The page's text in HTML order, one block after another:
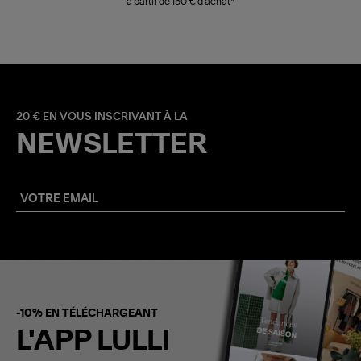
20 € EN VOUS INSCRIVANT À LA
NEWSLETTER
-10% EN TÉLÉCHARGEANT
L'APP LULLI